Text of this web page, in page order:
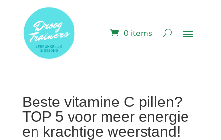
0 items
Beste vitamine C pillen?
TOP 5 voor meer energie
en krachtige weerstand!